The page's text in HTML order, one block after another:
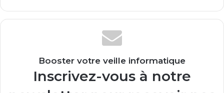
Booster votre veille informatique
Inscrivez-vous à notre